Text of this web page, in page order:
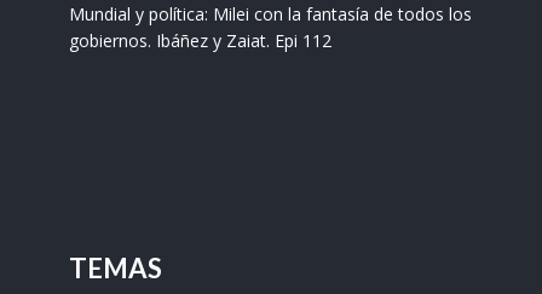
Mundial y política: Milei con la fantasía de todos los
gobiernos. Ibáñez y Zaiat. Epi 112
TEMAS